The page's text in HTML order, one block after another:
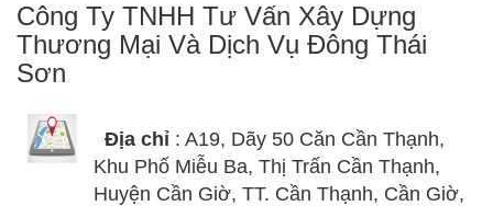
Công Ty TNHH Tư Vấn Xây Dựng
Thương Mại Và Dịch Vụ Đông Thái
Sơn
Địa chỉ : A19, Dãy 50 Căn Cần Thạnh,
Khu Phố Miễu Ba, Thị Trấn Cần Thạnh,
Huyện Cần Giờ, TT. Cần Thạnh, Cần Giờ,